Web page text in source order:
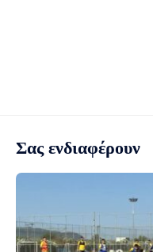
Σας ενδιαφέρουν